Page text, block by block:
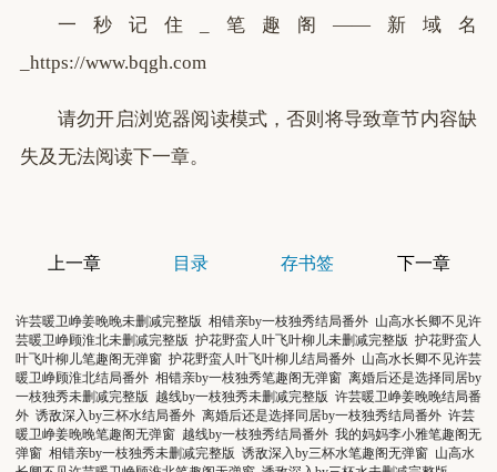
一秒记住_笔趣阁——新域名
_https://www.bqgh.com
请勿开启浏览器阅读模式，否则将导致章节内容缺
失及无法阅读下一章。
上一章 目录 存书签 下一章
许芸暖卫峥姜晚晚未删减完整版 相错亲by一枝独秀结局番外 山高水长卿不见许
芸暖卫峥顾淮北未删减完整版 护花野蛮人叶飞叶柳儿未删减完整版 护花野蛮人
叶飞叶柳儿笔趣阁无弹窗 护花野蛮人叶飞叶柳儿结局番外 山高水长卿不见许芸
暖卫峥顾淮北结局番外 相错亲by一枝独秀笔趣阁无弹窗 离婚后还是选择同居by
一枝独秀未删减完整版 越线by一枝独秀未删减完整版 许芸暖卫峥姜晚晚结局番
外 诱敌深入by三杯水结局番外 离婚后还是选择同居by一枝独秀结局番外 许芸
暖卫峥姜晚晚笔趣阁无弹窗 越线by一枝独秀结局番外 我的妈妈李小雅笔趣阁无
弹窗 相错亲by一枝独秀未删减完整版 诱敌深入by三杯水笔趣阁无弹窗 山高水